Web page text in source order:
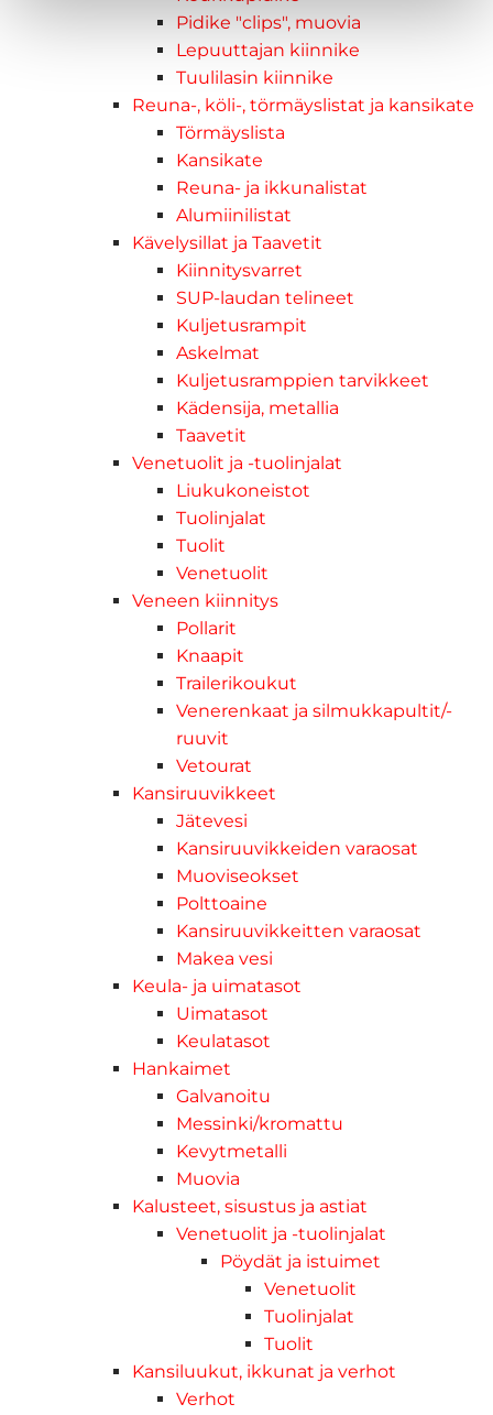
Pidike "clips", muovia
Lepuuttajan kiinnike
Tuulilasin kiinnike
Reuna-, köli-, törmäyslistat ja kansikate
Törmäyslista
Kansikate
Reuna- ja ikkunalistat
Alumiinilistat
Kävelysillat ja Taavetit
Kiinnitysvarret
SUP-laudan telineet
Kuljetusrampit
Askelmat
Kuljetusramppien tarvikkeet
Kädensija, metallia
Taavetit
Venetuolit ja -tuolinjalat
Liukukoneistot
Tuolinjalat
Tuolit
Venetuolit
Veneen kiinnitys
Pollarit
Knaapit
Trailerikoukut
Venerenkaat ja silmukkapultit/-
ruuvit
Vetourat
Kansiruuvikkeet
Jätevesi
Kansiruuvikkeiden varaosat
Muoviseokset
Polttoaine
Kansiruuvikkeitten varaosat
Makea vesi
Keula- ja uimatasot
Uimatasot
Keulatasot
Hankaimet
Galvanoitu
Messinki/kromattu
Kevytmetalli
Muovia
Kalusteet, sisustus ja astiat
Venetuolit ja -tuolinjalat
Pöydät ja istuimet
Venetuolit
Tuolinjalat
Tuolit
Kansiluukut, ikkunat ja verhot
Verhot